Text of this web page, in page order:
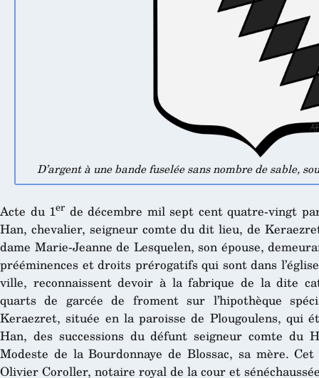
D’argent à une bande fuselée sans nombre de sable,
Acte du 1er de décembre mil sept cent quatre-vingt
Han, chevalier, seigneur comte du dit lieu, de
dame Marie-Jeanne de Lesquelen, son épouse,
prééminences et droits prérogatifs qui sont dans
ville, reconnaissent devoir à la fabrique de la dite
quarts de garcée de froment sur l’hipothèque
Keraezret, située en la paroisse de Plougoulens, qui
Han, des successions du défunt seigneur comte du
Modeste de la Bourdonnaye de Blossac, sa mère.
Olivier Coroller, notaire royal de la cour et